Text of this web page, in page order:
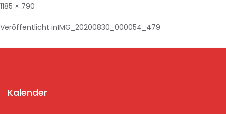
1185 × 790
Veröffentlicht inIMG_20200830_000054_479
Kalender